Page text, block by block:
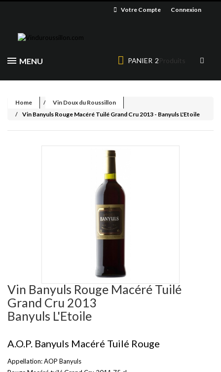
Votre Compte Connexion
MENU PANIER 2Produits
Home
Vin Doux du Roussillon
Vin Banyuls Rouge Macéré Tuilé Grand Cru 2013 - Banyuls L'Etoile
Vin Banyuls Rouge Macéré Tuilé
Grand Cru 2013
Banyuls L'Etoile
A.O.P. Banyuls Macéré Tuilé Rouge
Appellation: AOP Banyuls